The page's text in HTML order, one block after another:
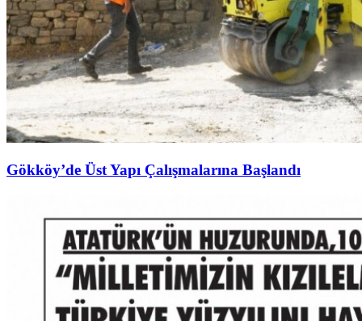
Gökköy’de Üst Yapı Çalışmalarına Başlandı